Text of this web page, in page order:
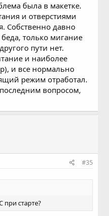
была в макетке.
и отверстиями
Собственно давно
только мигание
пути нет.
и наиболее
и все нормально
режим отработал.
вопросом,
#35
при старте?